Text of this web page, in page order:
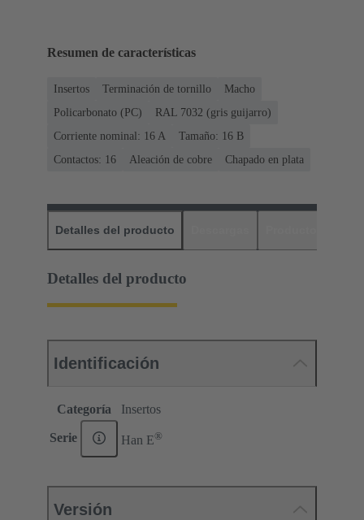
Resumen de características
Insertos Terminación de tornillo
Macho
Policarbonato (PC)
RAL 7032 (gris guijarro)
Corriente nominal: ‌16 A
Tamaño: 16 B
Contactos: 16
Aleación de cobre Chapado en plata
Detalles del producto
Detalles del producto
Identificación
Categoría Insertos
Serie Han E®
Versión